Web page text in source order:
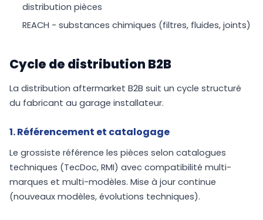
distribution pièces
REACH - substances chimiques (filtres, fluides, joints)
Cycle de distribution B2B
La distribution aftermarket B2B suit un cycle structuré
du fabricant au garage installateur.
1. Référencement et catalogage
Le grossiste référence les pièces selon catalogues
techniques (TecDoc, RMI) avec compatibilité multi-
marques et multi-modèles. Mise à jour continue
(nouveaux modèles, évolutions techniques).